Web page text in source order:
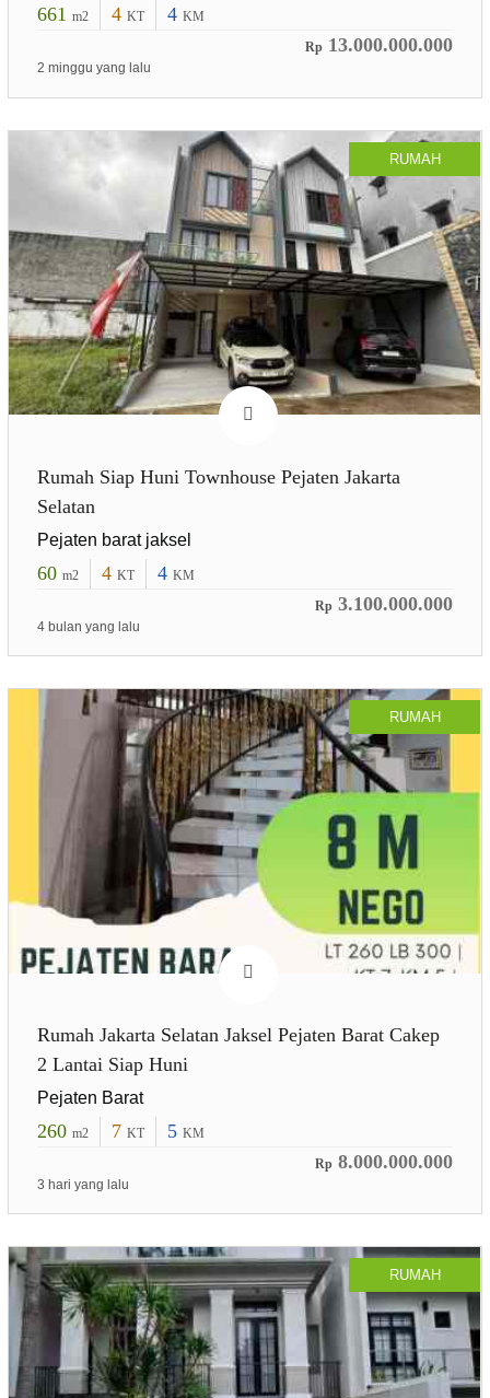
661 m2 4 KT 4 KM
Rp 13.000.000.000
2 minggu yang lalu
RUMAH
Rumah Siap Huni Townhouse Pejaten Jakarta
Selatan
Pejaten barat jaksel
60 m2 4 KT 4 KM
Rp 3.100.000.000
4 bulan yang lalu
RUMAH
Rumah Jakarta Selatan Jaksel Pejaten Barat Cakep
2 Lantai Siap Huni
Pejaten Barat
260 m2 7 KT 5 KM
Rp 8.000.000.000
3 hari yang lalu
RUMAH